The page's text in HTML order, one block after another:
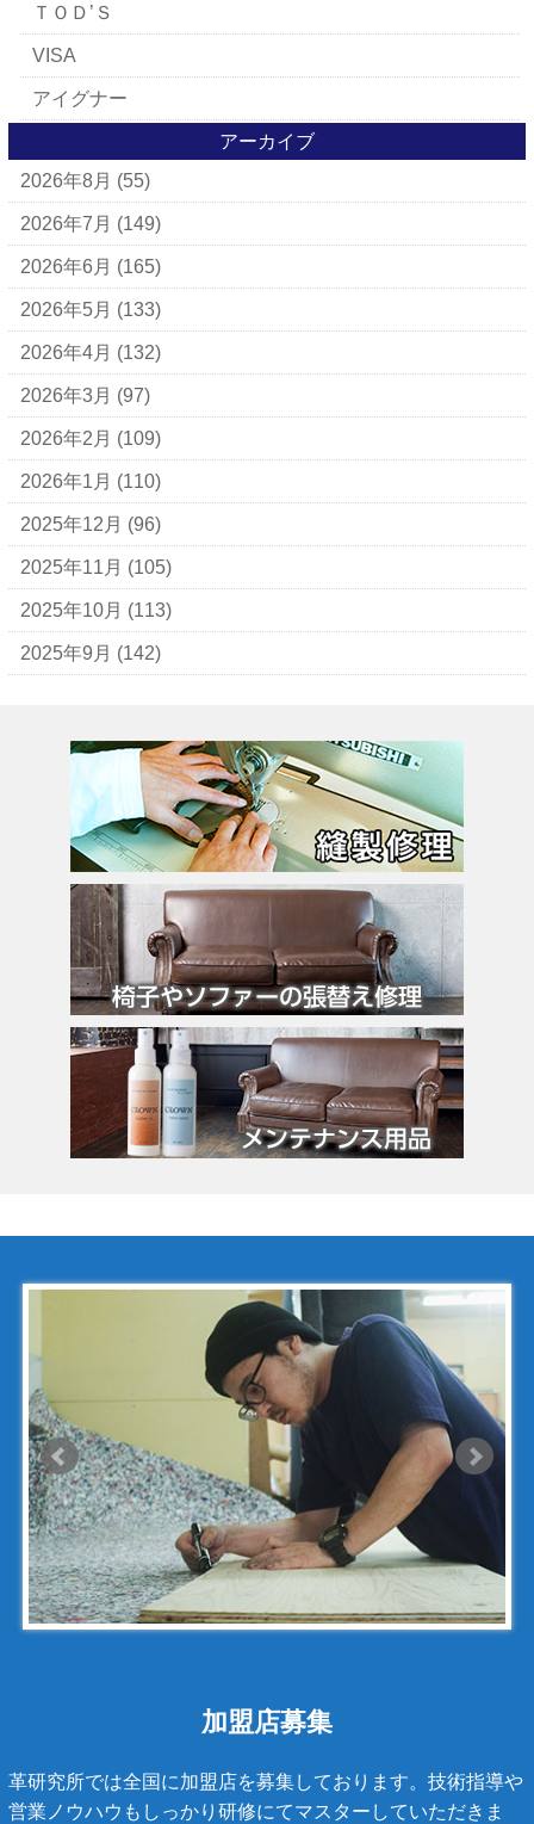
ＴＯＤ’Ｓ
VISA
アイグナー
アパレルブランド
BALLY
ＵＧＧ
アナスイ
アニエスベー
アルマーニ
アレン・エドモンズ
アンナ モリナーリ
イブ・サンローラン
ヴェロ・キーオ
ウンガロ
エヴー
エルメス
カルティエ
カンペール
ギ・ラロッシュ
グッチ
クロエ
クロコラックス
クロムハーツ
コーチ
コールハーン
ゴヤール
ジェニュイン・レザー
ジミーチュウ
ジャックゴム
シャネル
アンティグアライン
カンボンライン
キャビアスキン
スコッチグレイン
アーカイブ
2026年8月 (55)
2026年7月 (149)
2026年6月 (165)
2026年5月 (133)
2026年4月 (132)
2026年3月 (97)
2026年2月 (109)
2026年1月 (110)
2025年12月 (96)
2025年11月 (105)
2025年10月 (113)
2025年9月 (142)
加盟店募集
革研究所では全国に加盟店を募集しております。技術指導や
営業ノウハウもしっかり研修にてマスターしていただきま